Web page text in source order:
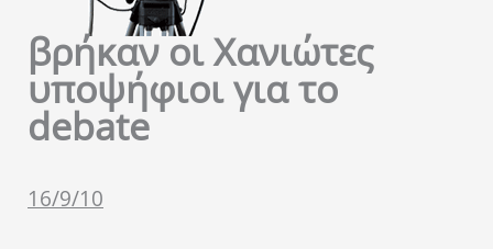
βρήκαν οι Χανιώτες
υποψήφιοι για το
debate
16/9/10